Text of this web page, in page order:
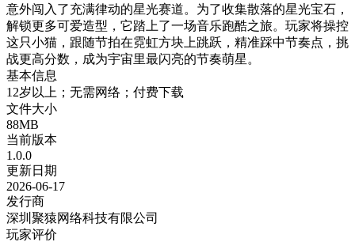
意外闯入了充满律动的星光赛道。为了收集散落的星光宝石，
解锁更多可爱造型，它踏上了一场音乐跑酷之旅。玩家将操控
这只小猫，跟随节拍在霓虹方块上跳跃，精准踩中节奏点，挑
战更高分数，成为宇宙里最闪亮的节奏萌星。
基本信息
12岁以上；无需网络；付费下载
文件大小
88MB
当前版本
1.0.0
更新日期
2026-06-17
发行商
深圳聚猿网络科技有限公司
玩家评价